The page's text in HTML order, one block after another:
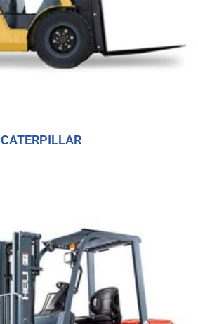
CATERPILLAR